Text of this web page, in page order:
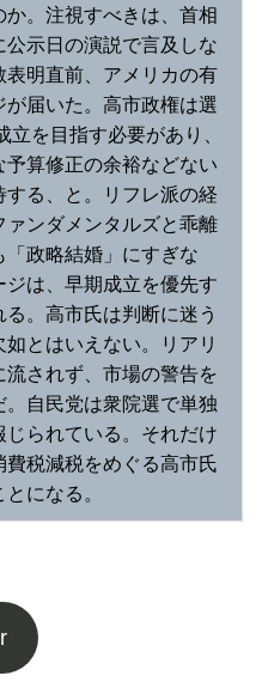
。注視すべきは、首相
示日の演説で言及しな
明直前、アメリカの有
届いた。高市政権は選
を目指す必要があり、
算修正の余裕などない
る、と。リフレ派の経
ンダメンタルズと乖離
政略結婚」にすぎな
は、早期成立を優先す
。高市氏は判断に迷う
とはいえない。リアリ
されず、市場の警告を
自民党は衆院選で単独
られている。それだけ
税減税をめぐる高市氏
とになる。